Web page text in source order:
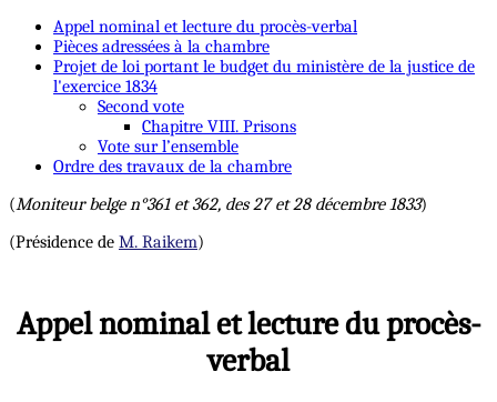
Appel nominal et lecture du procès-verbal
Pièces adressées à la chambre
Projet de loi portant le budget du ministère de la justice de
l'exercice 1834
Second vote
Chapitre VIII. Prisons
Vote sur l’ensemble
Ordre des travaux de la chambre
(Moniteur belge n°361 et 362, des 27 et 28 décembre 1833)
(Présidence de M. Raikem)
Appel nominal et lecture du procès-
verbal